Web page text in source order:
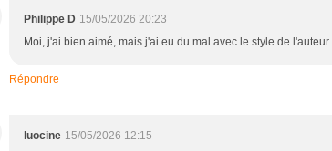
Philippe D 15/05/2026 20:23
Moi, j'ai bien aimé, mais j'ai eu du mal avec le style de l'auteur.
Répondre
luocine 15/05/2026 12:15